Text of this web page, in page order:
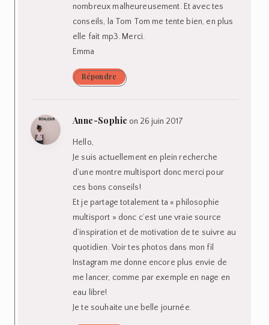
nombreux malheureusement. Et avec tes
conseils, la Tom Tom me tente bien, en plus
elle fait mp3. Merci.
Emma
Répondre
Anne-Sophie on 26 juin 2017
Hello,
Je suis actuellement en plein recherche
d’une montre multisport donc merci pour
ces bons conseils!
Et je partage totalement ta « philosophie
multisport » donc c’est une vraie source
d’inspiration et de motivation de te suivre au
quotidien. Voir tes photos dans mon fil
Instagram me donne encore plus envie de
me lancer, comme par exemple en nage en
eau libre!
Je te souhaite une belle journée.